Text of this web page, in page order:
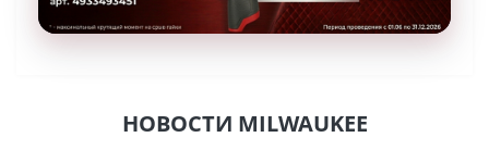
НОВОСТИ MILWAUKEE